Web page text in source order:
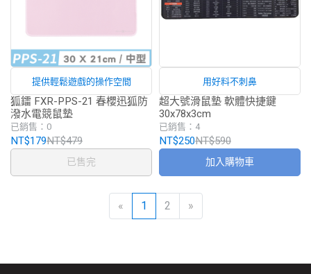
提供輕鬆遊戲的操作空間
狐鐳 FXR-PPS-21 春櫻迅狐防
潑水電競鼠墊
已銷售：0
NT$179NT$479
已售完
用好料不刺鼻
超大號滑鼠墊 軟體快捷鍵
30x78x3cm
已銷售：4
NT$250NT$590
加入購物車
« 1 2 »